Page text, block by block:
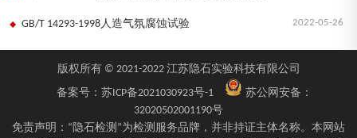
2022-05-26
GB/T 14293-1998人造气氛腐蚀试验
版权所有 © 2021-2022 江苏隐石实验科技有限公司
备案号： 苏ICP备2021030923号-1
苏公网安备：
32020502001190号
免责声明：“隐石检测”为检测服务品牌，并非持证主体名称。本网站